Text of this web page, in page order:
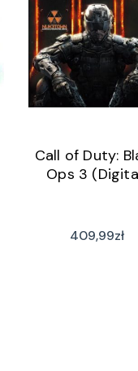
Call of Duty:
Ops 3
409,99zł